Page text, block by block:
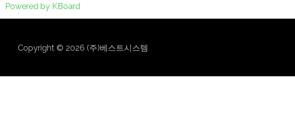
Powered by KBoard
Copyright © 2026 (주)베스트시스템